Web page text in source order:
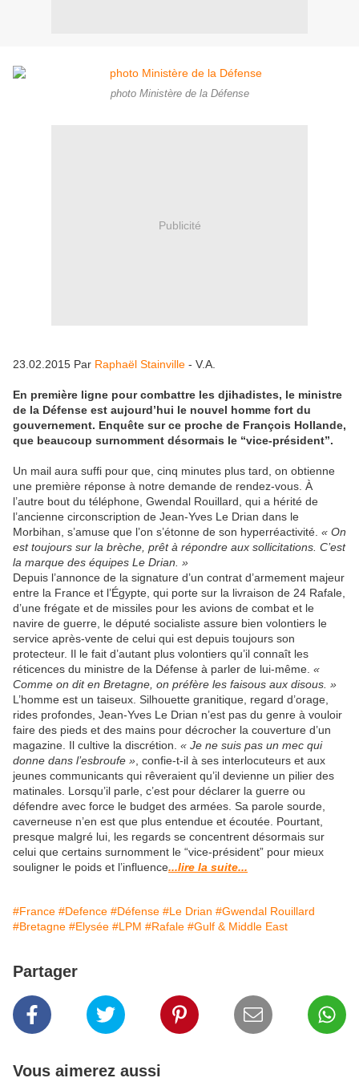
photo Ministère de la Défense
Publicité
23.02.2015 Par Raphaël Stainville - V.A.
En première ligne pour combattre les djihadistes, le ministre
de la Défense est aujourd’hui le nouvel homme fort du
gouvernement. Enquête sur ce proche de François Hollande,
que beaucoup surnomment désormais le “vice-président”.
Un mail aura suffi pour que, cinq minutes plus tard, on obtienne
une première réponse à notre demande de rendez-vous. À
l’autre bout du téléphone, Gwendal Rouillard, qui a hérité de
l’ancienne circonscription de Jean-Yves Le Drian dans le
Morbihan, s’amuse que l’on s’étonne de son hyperréactivité. « On
est toujours sur la brèche, prêt à répondre aux sollicitations. C’est
la marque des équipes Le Drian. »
Depuis l’annonce de la signature d’un contrat d’armement majeur
entre la France et l’Égypte, qui porte sur la livraison de 24 Rafale,
d’une frégate et de missiles pour les avions de combat et le
navire de guerre, le député socialiste assure bien volontiers le
service après-vente de celui qui est depuis toujours son
protecteur. Il le fait d’autant plus volontiers qu’il connaît les
réticences du ministre de la Défense à parler de lui-même. «
Comme on dit en Bretagne, on préfère les faisous aux disous. »
L’homme est un taiseux. Silhouette granitique, regard d’orage,
rides profondes, Jean-Yves Le Drian n’est pas du genre à vouloir
faire des pieds et des mains pour décrocher la couverture d’un
magazine. Il cultive la discrétion. « Je ne suis pas un mec qui
donne dans l’esbroufe » , confie-t-il à ses interlocuteurs et aux
jeunes communicants qui rêveraient qu’il devienne un pilier des
matinales. Lorsqu’il parle, c’est pour déclarer la guerre ou
défendre avec force le budget des armées. Sa parole sourde,
caverneuse n’en est que plus entendue et écoutée. Pourtant,
presque malgré lui, les regards se concentrent désormais sur
celui que certains surnomment le “vice-président” pour mieux
souligner le poids et l’influence...lire la suite...
#France #Defence #Défense #Le Drian #Gwendal Rouillard
#Bretagne #Elysée #LPM #Rafale #Gulf & Middle East
Partager
Vous aimerez aussi